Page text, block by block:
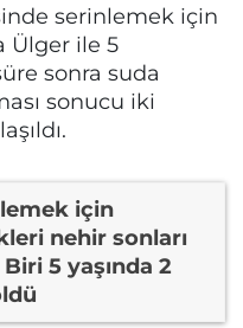
serinlemek için
Ülger ile 5
sonra suda
sonucu iki
için
nehir sonları
5 yaşında 2